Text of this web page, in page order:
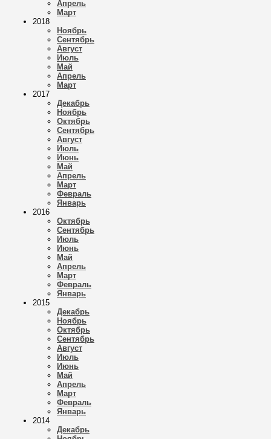
Апрель
Март
2018
Ноябрь
Сентябрь
Август
Июль
Май
Апрель
Март
2017
Декабрь
Ноябрь
Октябрь
Сентябрь
Август
Июль
Июнь
Май
Апрель
Март
Февраль
Январь
2016
Октябрь
Сентябрь
Июль
Июнь
Май
Апрель
Март
Февраль
Январь
2015
Декабрь
Ноябрь
Октябрь
Сентябрь
Август
Июль
Июнь
Май
Апрель
Март
Февраль
Январь
2014
Декабрь